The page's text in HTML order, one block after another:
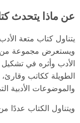
عن ماذا يتحدث
يتناول كتاب متعة
ويستعرض مجموعة من
الأدب وأثره في
الطويلة ككاتب
والموضوعات الأدبية
ويتناول الكتاب عددًا